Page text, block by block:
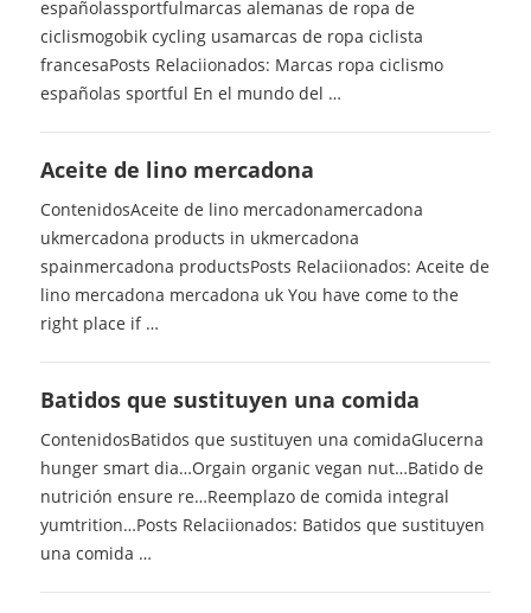
españolassportfulmarcas alemanas de ropa de
ciclismogobik cycling usamarcas de ropa ciclista
francesaPosts Relaciionados: Marcas ropa ciclismo
españolas sportful En el mundo del …
Aceite de lino mercadona
ContenidosAceite de lino mercadonamercadona
ukmercadona products in ukmercadona
spainmercadona productsPosts Relaciionados: Aceite de
lino mercadona mercadona uk You have come to the
right place if …
Batidos que sustituyen una comida
ContenidosBatidos que sustituyen una comidaGlucerna
hunger smart dia…Orgain organic vegan nut…Batido de
nutrición ensure re…Reemplazo de comida integral
yumtrition…Posts Relaciionados: Batidos que sustituyen
una comida …